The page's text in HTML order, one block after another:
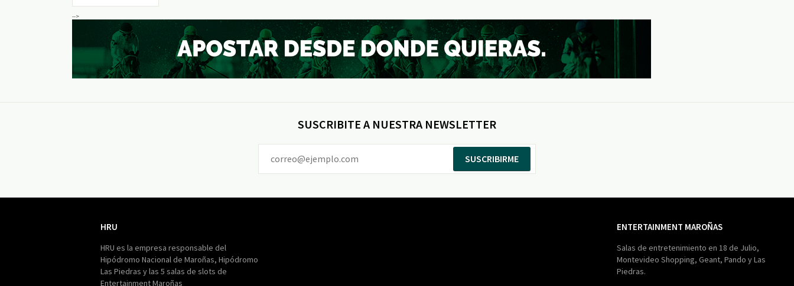
-->
SUSCRIBITE A NUESTRA NEWSLETTER
SUSCRIBIRME
HRU
HRU es la empresa responsable del
Hipódromo Nacional de Maroñas, Hipódromo
Las Piedras y las 5 salas de slots de
Entertainment Maroñas
ENTERTAINMENT MAROÑAS
Salas de entretenimiento en 18 de Julio,
Montevideo Shopping, Geant, Pando y Las
Piedras.